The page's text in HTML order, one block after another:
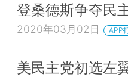
登桑德斯争夺民
2020年03月02日 APP
美民主党初选左